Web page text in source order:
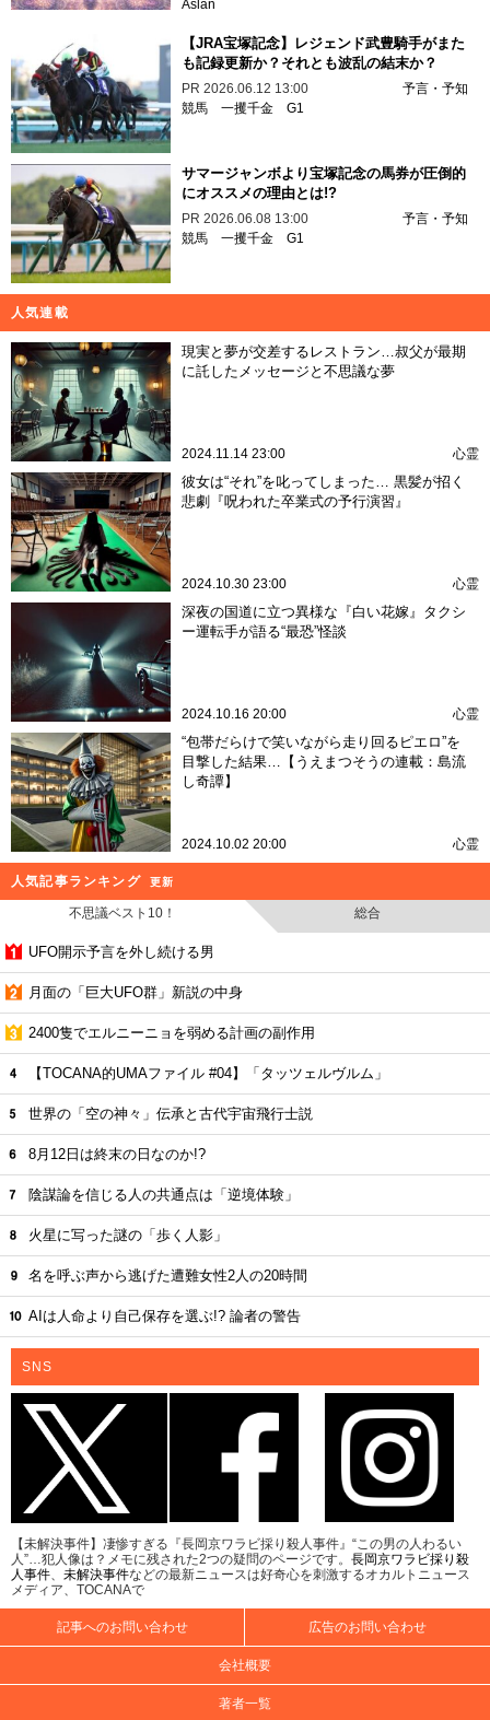
Aslan
【JRA宝塚記念】レジェンド武豊騎手がまた
も記録更新か？それとも波乱の結末か？
PR 2026.06.12 13:00
予言・予知
競馬 一攫千金 G1
サマージャンボより宝塚記念の馬券が圧倒的
にオススメの理由とは!?
PR 2026.06.08 13:00
予言・予知
競馬 一攫千金 G1
人気連載
現実と夢が交差するレストラン…叔父が最期
に託したメッセージと不思議な夢
2024.11.14 23:00 心霊
彼女は“それ”を叱ってしまった… 黒髪が招く
悲劇『呪われた卒業式の予行演習』
2024.10.30 23:00 心霊
深夜の国道に立つ異様な『白い花嫁』タクシ
ー運転手が語る“最恐”怪談
2024.10.16 20:00 心霊
“包帯だらけで笑いながら走り回るピエロ”を
目撃した結果…【うえまつそうの連載：島流
し奇譚】
2024.10.02 20:00 心霊
人気記事ランキング 更新
不思議ベスト10！ 総合
UFO開示予言を外し続ける男
月面の「巨大UFO群」新説の中身
2400隻でエルニーニョを弱める計画の副作用
【TOCANA的UMAファイル #04】「タッツェルヴルム」
世界の「空の神々」伝承と古代宇宙飛行士説
8月12日は終末の日なのか!?
陰謀論を信じる人の共通点は「逆境体験」
火星に写った謎の「歩く人影」
名を呼ぶ声から逃げた遭難女性2人の20時間
AIは人命より自己保存を選ぶ!? 論者の警告
SNS
【未解決事件】凄惨すぎる『長岡京ワラビ採り殺人事件』“この男の人わるい
人”…犯人像は？メモに残された2つの疑問のページです。 長岡京ワラビ採り殺
人事件、 未解決事件などの最新ニュースは好奇心を刺激するオカルトニュース
メディア、TOCANAで
記事へのお問い合わせ 広告のお問い合わせ
会社概要
著者一覧